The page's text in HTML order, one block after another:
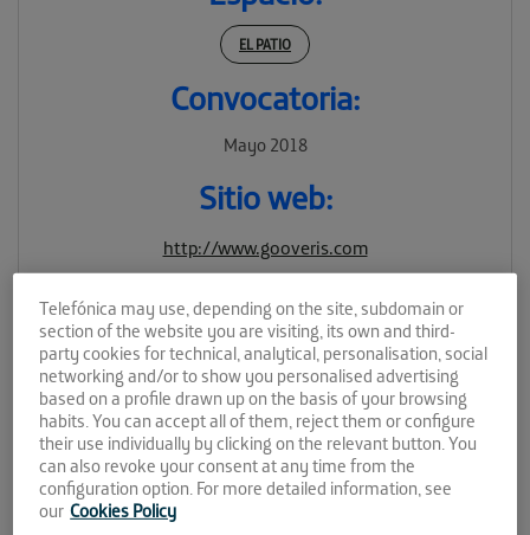
EL PATIO
Convocatoria:
Mayo 2018
Sitio web:
http://www.gooveris.com
¿Qué es Gooveris Software?
Gooveris Software es una empresa de desarrollo
tecnológico donde construimos soluciones digitales, a
Telefónica may use, depending on the site, subdomain or
section of the website you are visiting, its own and third-
party cookies for technical, analytical, personalisation, social
networking and/or to show you personalised advertising
based on a profile drawn up on the basis of your browsing
habits. You can accept all of them, reject them or configure
their use individually by clicking on the relevant button. You
can also revoke your consent at any time from the
configuration option. For more detailed information, see
our Cookies Policy